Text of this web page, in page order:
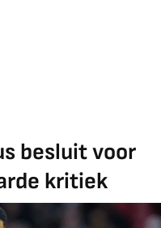
besluit voor
kritiek